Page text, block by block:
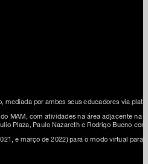
mediada por ambos seus educadores via
do MAM, com atividades na área
Plaza, Paulo Nazareth e Rodrigo Bueno
e março de 2022) para o modo virtual